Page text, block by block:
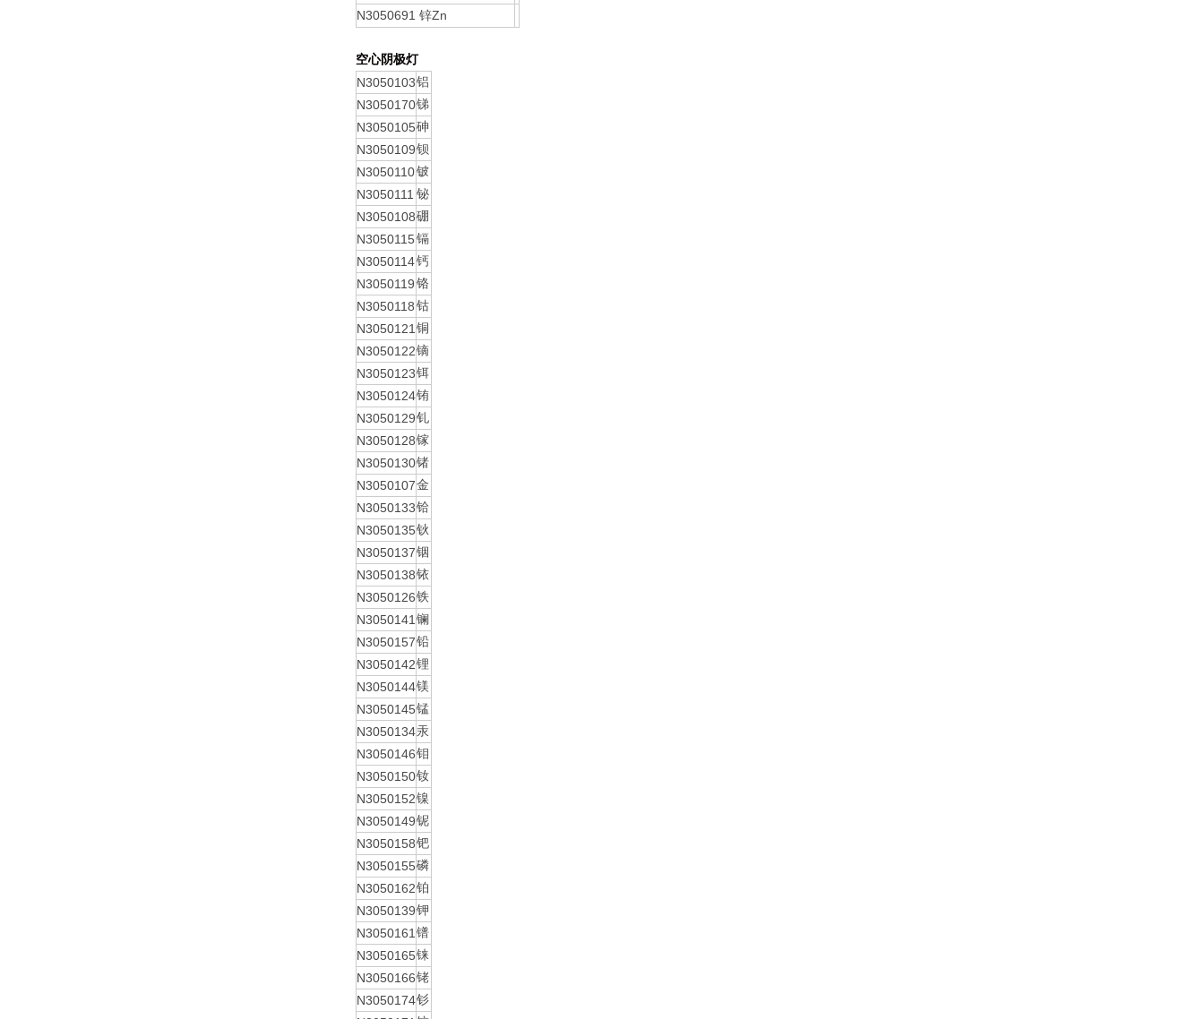
N3050691 锌Zn
空心阴极灯
N3050103铝
N3050170锑
N3050105砷
N3050109钡
N3050110铍
N3050111 铋
N3050108硼
N3050115镉
N3050114钙
N3050119 铬
N3050118 钴
N3050121 铜
N3050122镝
N3050123铒
N3050124铕
N3050129钆
N3050128镓
N3050130锗
N3050107金
N3050133铪
N3050135钬
N3050137铟
N3050138铱
N3050126铁
N3050141 镧
N3050157铅
N3050142锂
N3050144镁
N3050145锰
N3050134汞
N3050146钼
N3050150钕
N3050152镍
N3050149铌
N3050158钯
N3050155磷
N3050162铂
N3050139钾
N3050161 镨
N3050165铼
N3050166铑
N3050174钐